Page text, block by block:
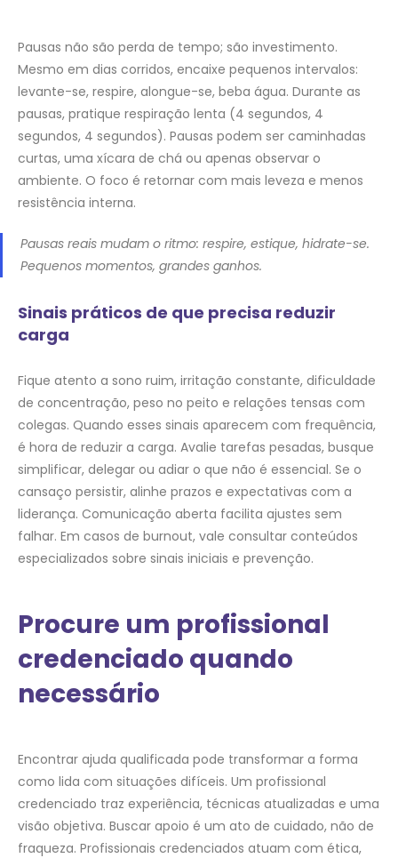
Pausas não são perda de tempo; são investimento.
Mesmo em dias corridos, encaixe pequenos intervalos:
levante-se, respire, alongue-se, beba água. Durante as
pausas, pratique respiração lenta (4 segundos, 4
segundos, 4 segundos). Pausas podem ser caminhadas
curtas, uma xícara de chá ou apenas observar o
ambiente. O foco é retornar com mais leveza e menos
resistência interna.
Pausas reais mudam o ritmo: respire, estique, hidrate-se.
Pequenos momentos, grandes ganhos.
Sinais práticos de que precisa reduzir
carga
Fique atento a sono ruim, irritação constante, dificuldade
de concentração, peso no peito e relações tensas com
colegas. Quando esses sinais aparecem com frequência,
é hora de reduzir a carga. Avalie tarefas pesadas, busque
simplificar, delegar ou adiar o que não é essencial. Se o
cansaço persistir, alinhe prazos e expectativas com a
liderança. Comunicação aberta facilita ajustes sem
falhar. Em casos de burnout, vale consultar conteúdos
especializados sobre sinais iniciais e prevenção.
Procure um profissional
credenciado quando
necessário
Encontrar ajuda qualificada pode transformar a forma
como lida com situações difíceis. Um profissional
credenciado traz experiência, técnicas atualizadas e uma
visão objetiva. Buscar apoio é um ato de cuidado, não de
fraqueza. Profissionais credenciados atuam com ética,